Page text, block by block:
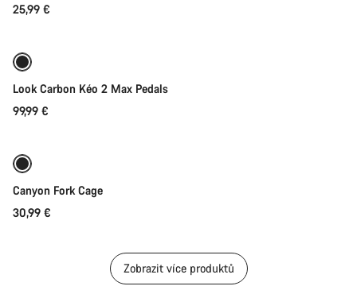
25,99 €
Look Carbon Kéo 2 Max Pedals
99,99 €
Canyon Fork Cage
30,99 €
Zobrazit více produktů